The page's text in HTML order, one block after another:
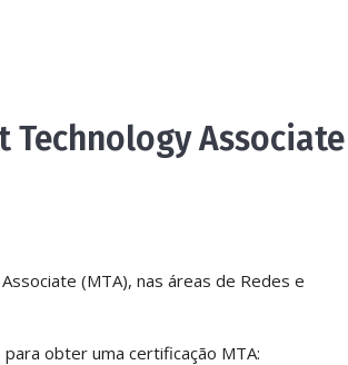
Associate
(MTA), nas áreas de Redes e
obter uma certificação MTA: